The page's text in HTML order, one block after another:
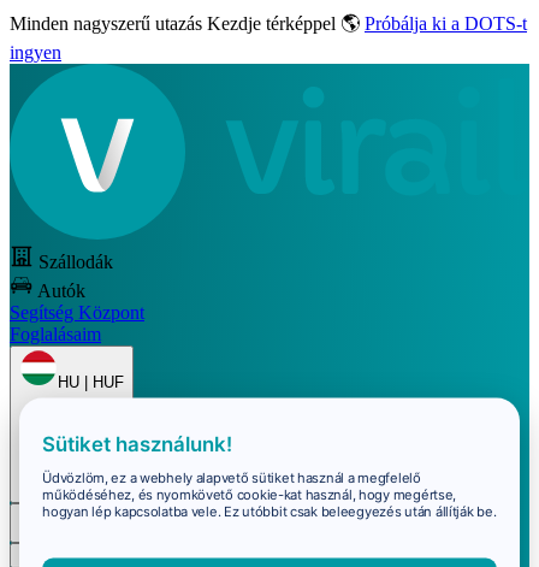
Minden nagyszerű utazás Kezdje térképpel 🌎 Próbálja ki a DOTS-t
ingyen
Szállodák
Autók
Segítség Központ
Foglalásaim
HU | HUF
Sütiket használunk!
Üdvözlöm, ez a webhely alapvető sütiket használ a megfelelő
működéséhez, és nyomkövető cookie-kat használ, hogy megértse,
hogyan lép kapcsolatba vele. Ez utóbbit csak beleegyezés után állítják be.